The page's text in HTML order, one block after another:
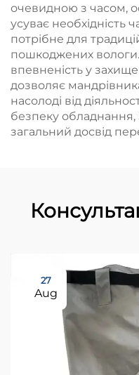
очевидною з часом,
усуває необхідність
потрібне для
пошкоджених
впевненість у
дозволяє
насолоді від
безпеку
загальний досвід
27
Aug